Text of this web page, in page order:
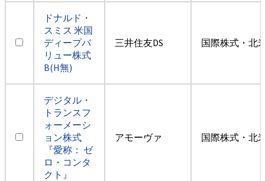
ドナルド・
スミス 米国
ディープバ
リュー株式
B(H無)
三井住友DS 国際株式・北
デジタル・
トランスフ
ォーメーシ
ョン株式
『愛称： ゼ
ロ・コンタ
クト』
アモーヴァ 国際株式・北